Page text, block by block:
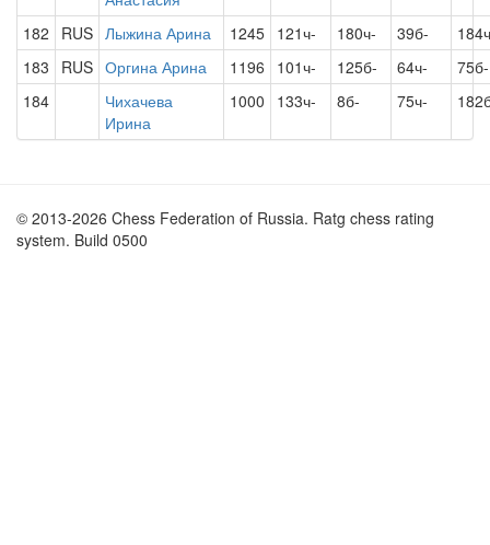
182 RUS Лыжина Арина 1245 121ч- 180ч- 39б-
183
RUS Оргина Арина 1196 101ч- 125б- 64ч-
75б-
184
Чихачева
Ирина
1000 133ч- 8б- 75ч-
© 2013-2026 Chess Federation of Russia. Ratg chess rating
system. Build 0500